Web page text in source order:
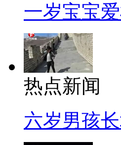
一岁宝宝
热点新闻
六岁男孩